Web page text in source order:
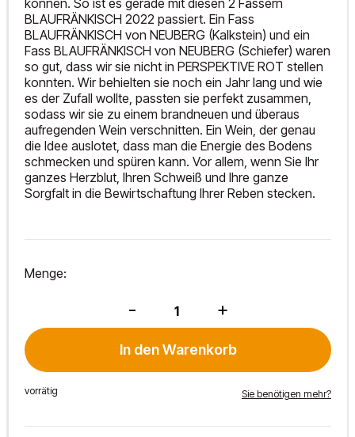
BLAUFRÄNKISCH 2022 passiert. Ein Fass
BLAUFRÄNKISCH von NEUBERG (Kalkstein) und ein
Fass BLAUFRÄNKISCH von NEUBERG (Schiefer) waren
so gut, dass wir sie nicht in PERSPEKTIVE ROT stellen
konnten. Wir behielten sie noch ein Jahr lang und wie
es der Zufall wollte, passten sie perfekt zusammen,
sodass wir sie zu einem brandneuen und überaus
aufregenden Wein verschnitten. Ein Wein, der genau
die Idee auslotet, dass man die Energie des Bodens
schmecken und spüren kann. Vor allem, wenn Sie Ihr
ganzes Herzblut, Ihren Schweiß und Ihre ganze
Sorgfalt in die Bewirtschaftung Ihrer Reben stecken.
Menge:
-
soft
light
+
In den Warenkorb
vorrätig Sie benötigen mehr?